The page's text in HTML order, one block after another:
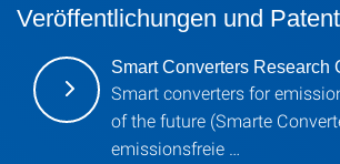
Veröffentlichungen und
Smart Converters Research
Smart converters for
of the future (Smarte
emissionsfreie …